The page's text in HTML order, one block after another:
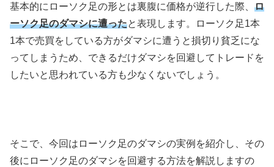
基本的にローソク足の形とは裏腹に価格が逆行した際、 ロ
ーソク足のダマシに遭ったと表現します。ローソク足1本
1本で売買をしている方がダマシに遭うと損切り貧乏にな
ってしまうため、できるだけダマシを回避してトレードを
したいと思われている方も少なくないでしょう。
そこで、今回はローソク足のダマシの実例を紹介し、その
後にローソク足のダマシを回避する方法を解説しますの